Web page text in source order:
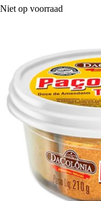
Niet op voorraad